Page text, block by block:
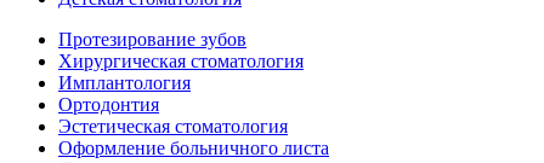
Протезирование зубов
Хирургическая стоматология
Имплантология
Ортодонтия
Эстетическая стоматология
Оформление больничного листа